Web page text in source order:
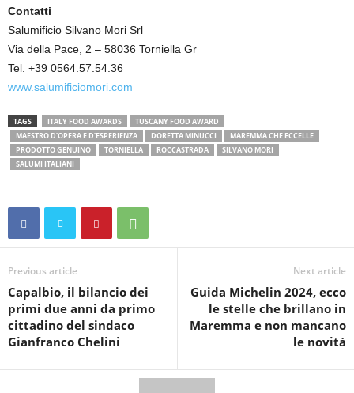
Contatti
Salumificio Silvano Mori Srl
Via della Pace, 2 – 58036 Torniella Gr
Tel. +39 0564.57.54.36
www.salumificiomori.com
TAGS ITALY FOOD AWARDS
TUSCANY FOOD AWARD
MAESTRO D’OPERA E D’ESPERIENZA
DORETTA MINUCCI
MAREMMA CHE ECCELLE
PRODOTTO GENUINO
TORNIELLA ROCCASTRADA
SILVANO MORI
SALUMI ITALIANI
Previous article
Capalbio, il bilancio dei
primi due anni da primo
cittadino del sindaco
Gianfranco Chelini
Next article
Guida Michelin 2024, ecco
le stelle che brillano in
Maremma e non mancano
le novità